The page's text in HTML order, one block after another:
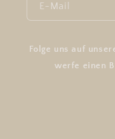
E-Mail
Folge uns auf
werfe einen